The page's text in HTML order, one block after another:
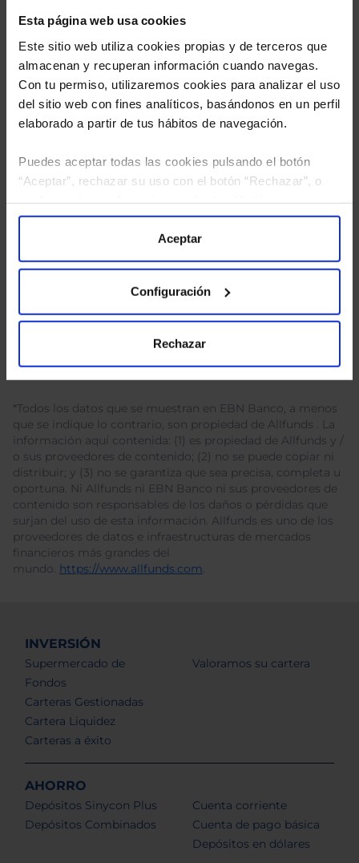
Esta página web usa cookies
Este sitio web utiliza cookies propias y de terceros que
almacenan y recuperan información cuando navegas.
Con tu permiso, utilizaremos cookies para analizar el uso
del sitio web con fines analíticos, basándonos en un perfil
elaborado a partir de tus hábitos de navegación.
Puedes aceptar todas las cookies pulsando el botón
“Aceptar”, rechazar su uso con el botón “Rechazar”, o
“Configuración”. Consulta nuestraPolítica
para más información.
Aceptar
Configuración
Rechazar
He leídola política de privacidady consiento el
tratamiento de mis datos personales.
*Todos los datos que se muestran en EBN Banco, a menos
que se indique lo contrario, son propiedad de Allfunds . La
información aquí contenida: (1) es propiedad de Allfunds y /
o sus proveedores de contenido; (2) no se puede copiar ni
distribuir; y (3) no se garantiza que sea precisa, completa u
oportuna. Ni Allfunds ni EBN Banco ni sus proveedores de
contenido son responsables de los daños o pérdidas que
surjan del uso de esta información. Allfunds es uno de los
proveedores de datos e infraestructuras de mercados
financieros más grandes del
mundo. https://www.allfunds.com.
INVERSIÓN
Supermercado de
Fondos
Carteras Gestionadas
Cartera Liquidez
Carteras a éxito
Valoramos su cartera
AHORRO
Depósitos Sinycon Plus
Depósitos Combinados
Cuenta corriente
Cuenta de pago básica
Depósitos en dólares